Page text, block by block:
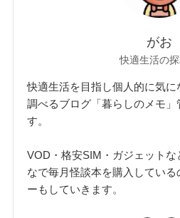
がお
快適生活の
快適生活を目指し個人的に気
調べるブログ「暮らしのメモ
す。
VOD・格安SIM・ガジェットな
なで毎月怪談本を購入している
ーもしていきます。